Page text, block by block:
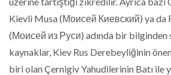
Kievli Musa (Моисей Киевский) ya da
(Моисей из Руси) adında bir bilginden
kaynaklar, Kiev Rus Derebeyliğinin
biri olan Çernigiv Yahudilerinin Batı ile